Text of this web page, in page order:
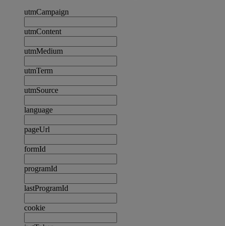
utmCampaign
utmContent
utmMedium
utmTerm
utmSource
language
pageUrl
formId
programId
lastProgramId
cookie